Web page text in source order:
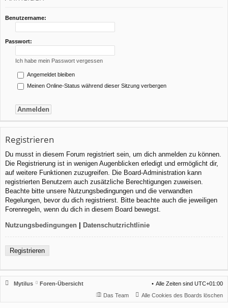
Benutzername:
Passwort:
Ich habe mein Passwort vergessen
Angemeldet bleiben
Meinen Online-Status während dieser Sitzung verbergen
Registrieren
Du musst in diesem Forum registriert sein, um dich anmelden zu können.
Die Registrierung ist in wenigen Augenblicken erledigt und ermöglicht dir,
auf weitere Funktionen zuzugreifen. Die Board-Administration kann
registrierten Benutzern auch zusätzliche Berechtigungen zuweisen.
Beachte bitte unsere Nutzungsbedingungen und die verwandten
Regelungen, bevor du dich registrierst. Bitte beachte auch die jeweiligen
Forenregeln, wenn du dich in diesem Board bewegst.
Nutzungsbedingungen | Datenschutzrichtlinie
Registrieren
Mytilus Foren-Übersicht Alle Zeiten sind UTC+01:00
Alle Cookies des Boards löschen
Das Team